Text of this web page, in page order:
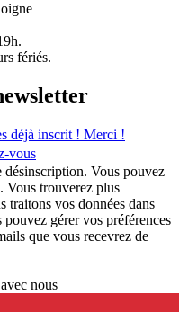
fériés.
déjà inscrit ! Merci !
vous
Vous pouvez
Vous trouverez plus
traitons vos données dans
pouvez gérer vos préférences
que vous recevrez de
nous